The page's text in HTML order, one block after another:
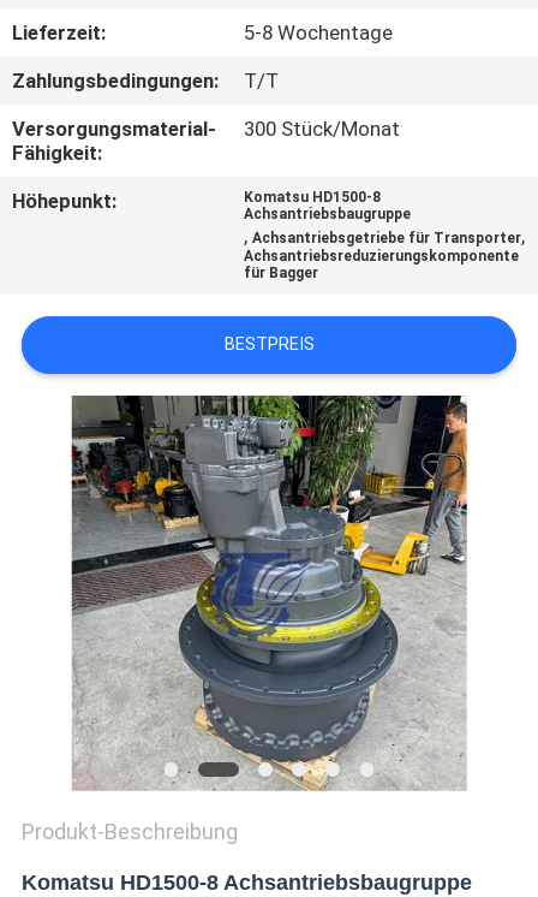
NACHRICHTEN
ALLE
FÄLLE
REFERENZEN
DATENSCHUTZ-
BESTIMMUNGEN
Lieferzeit:
5-8 Wochentage
Zahlungsbedingungen:
T/T
Versorgungsmaterial-
Fähigkeit:
300 Stück/Monat
Höhepunkt:
Komatsu HD1500-8
Achsantriebsbaugruppe
,Achsantriebsgetriebe für Transporter,
Achsantriebsreduzierungskomponente
für Bagger
BESTPREIS
Produkt-Beschreibung
Komatsu HD1500-8 Achsantriebsbaugruppe